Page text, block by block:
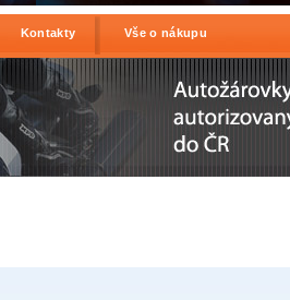
Kontakty Vše o nákupu